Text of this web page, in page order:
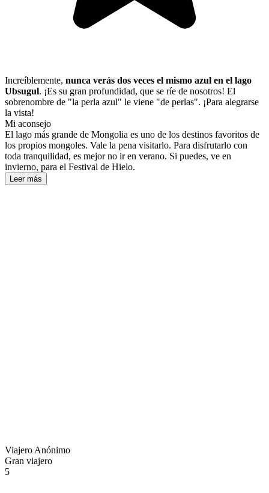
Increíblemente, nunca verás dos veces el mismo azul en el lago
Ubsugul. ¡Es su gran profundidad, que se ríe de nosotros! El
sobrenombre de "la perla azul" le viene "de perlas". ¡Para alegrarse
la vista!
Mi aconsejo
El lago más grande de Mongolia es uno de los destinos favoritos de
los propios mongoles. Vale la pena visitarlo. Para disfrutarlo con
toda tranquilidad, es mejor no ir en verano. Si puedes, ve en
invierno, para el Festival de Hielo.
Leer más
Viajero Anónimo
Gran viajero
5